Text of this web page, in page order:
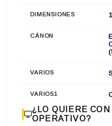
DIMENSIONES
CÁNON
VARIOS
VARIOS1
¿LO QUIERE
OPERATIVO?